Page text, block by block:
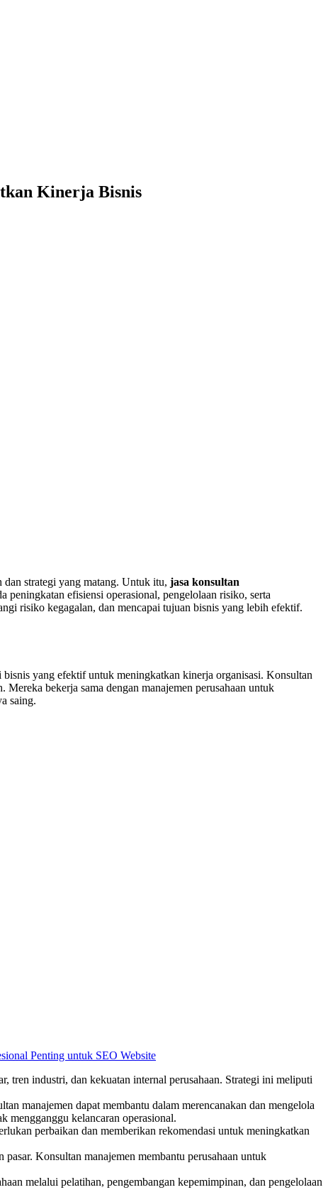
Kinerja Bisnis
dan strategi yang matang. Untuk itu, jasa konsultan
peningkatan efisiensi operasional, pengelolaan risiko, serta
risiko kegagalan, dan mencapai tujuan bisnis yang lebih efektif.
bisnis yang efektif untuk meningkatkan kinerja organisasi. Konsultan
bekerja sama dengan manajemen perusahaan untuk
saing.
Penting untuk SEO Website
tren industri, dan kekuatan internal perusahaan. Strategi ini meliputi
manajemen dapat membantu dalam merencanakan dan mengelola
mengganggu kelancaran operasional.
perbaikan dan memberikan rekomendasi untuk meningkatkan
Konsultan manajemen membantu perusahaan untuk
melalui pelatihan, pengembangan kepemimpinan, dan pengelolaan